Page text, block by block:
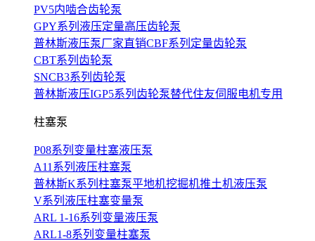
PV5内啮合齿轮泵
GPY系列液压定量高压齿轮泵
普林斯液压泵厂家直销CBF系列定量齿轮泵
CBT系列齿轮泵
SNCB3系列齿轮泵
普林斯液压IGP5系列齿轮泵替代住友伺服电机专用
柱塞泵
P08系列变量柱塞液压泵
A11系列液压柱塞泵
普林斯K系列柱塞泵平地机挖掘机推土机液压泵
V系列液压柱塞变量泵
ARL 1-16系列变量液压泵
ARL1-8系列变量柱塞泵